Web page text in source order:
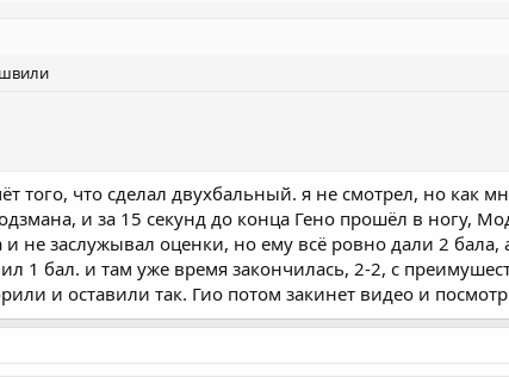
того, что сделал двухбальный. я не смотрел, но как
и за 15 секунд до конца Гено прошёл в ногу,
не заслужывал оценки, но ему всё ровно дали 2
1 бал. и там уже время закончилась, 2-2, с
и оставили так. Гио потом закинет видео и